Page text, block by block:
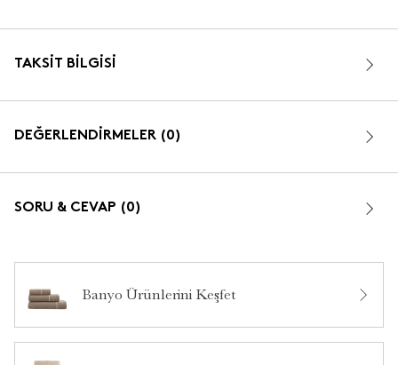
TAKSIT BILGISI
DEĞERLENDİRMELER (0)
SORU & CEVAP (0)
Banyo Ürünlerini Keşfet